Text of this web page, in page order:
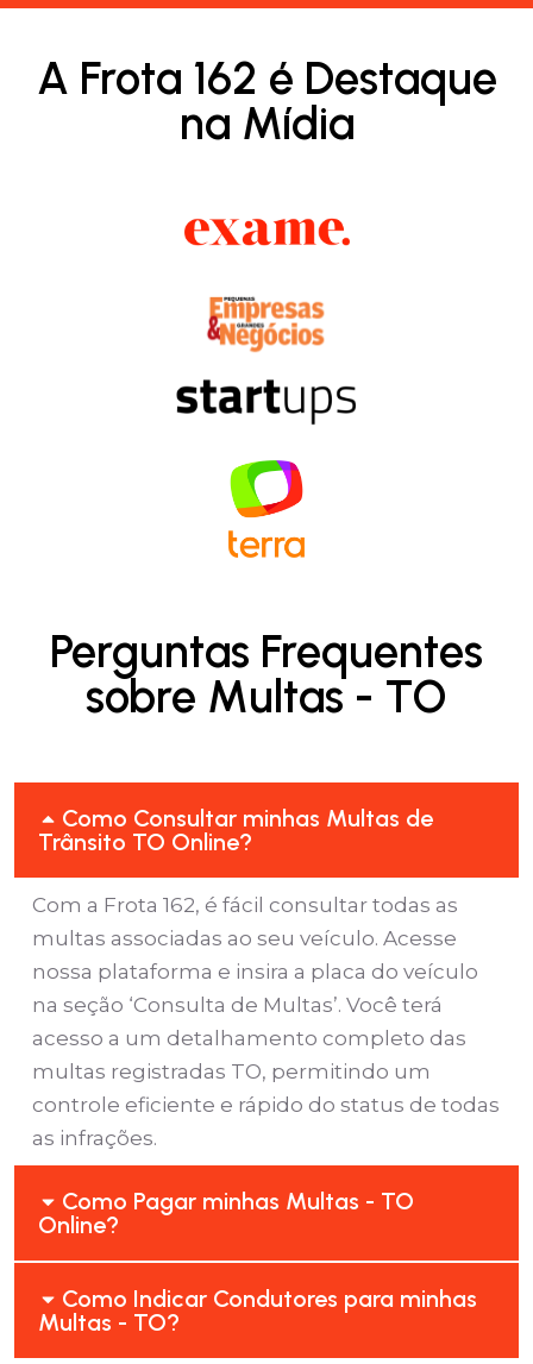
A Frota 162 é Destaque
na Mídia
Perguntas Frequentes
sobre Multas - TO
Como Consultar minhas Multas de
Trânsito TO Online?
Com a Frota 162, é fácil consultar todas as
multas associadas ao seu veículo. Acesse
nossa plataforma e insira a placa do veículo
na seção ‘Consulta de Multas’. Você terá
acesso a um detalhamento completo das
multas registradas TO, permitindo um
controle eficiente e rápido do status de todas
as infrações.
Como Pagar minhas Multas - TO
Online?
Como Indicar Condutores para minhas
Multas - TO?